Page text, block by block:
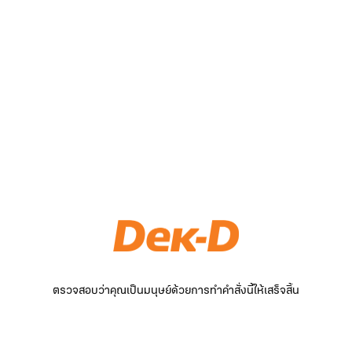
ตรวจสอบว่าคุณเป็นมนุษย์ด้วยการทำคำสั่งนี้ให้เสร็จสิ้น